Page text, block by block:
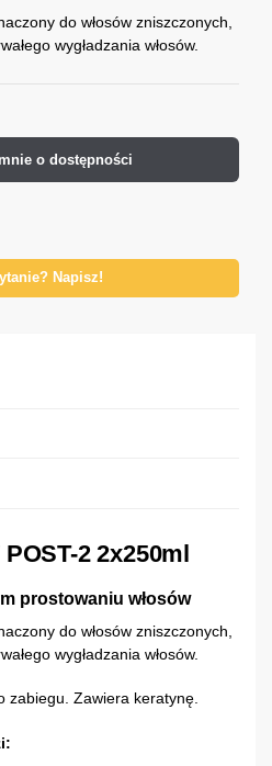
do włosów zniszczonych,
wygładzania włosów.
o dostępności
Napisz!
2 2x250ml
prostowaniu włosów
do włosów zniszczonych,
wygładzania włosów.
zabiegu. Zawiera keratynę.